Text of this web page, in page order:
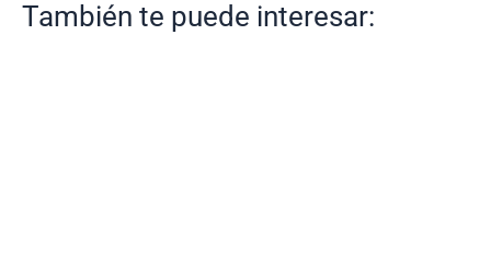
También te puede interesar: